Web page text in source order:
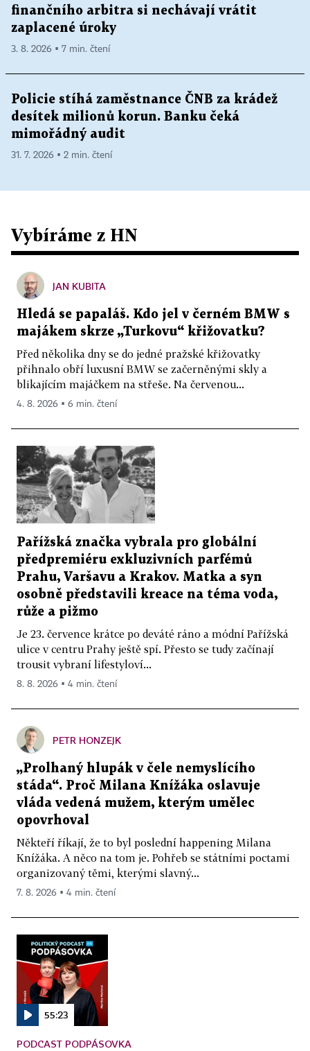
finančního arbitra si nechávají vrátit
zaplacené úroky
3. 8. 2026 ▪ 7 min. čtení
Policie stíhá zaměstnance ČNB za krádež
desítek milionů korun. Banku čeká
mimořádný audit
31. 7. 2026 ▪ 2 min. čtení
Vybíráme z HN
JAN KUBITA
Hledá se papaláš. Kdo jel v černém BMW s
majákem skrze „Turkovu“ křižovatku?
Před několika dny se do jedné pražské křižovatky
přihnalo obří luxusní BMW se začerněnými skly a
blikajícím majáčkem na střeše. Na červenou...
4. 8. 2026 ▪ 6 min. čtení
Pařížská značka vybrala pro globální
předpremiéru exkluzivních parfémů
Prahu, Varšavu a Krakov. Matka a syn
osobně představili kreace na téma voda,
růže a pižmo
Je 23. července krátce po deváté ráno a módní Pařížská
ulice v centru Prahy ještě spí. Přesto se tudy začínají
trousit vybraní lifestyloví...
8. 8. 2026 ▪ 4 min. čtení
PETR HONZEJK
„Prolhaný hlupák v čele nemyslícího
stáda“. Proč Milana Knížáka oslavuje
vláda vedená mužem, kterým umělec
opovrhoval
Někteří říkají, že to byl poslední happening Milana
Knížáka. A něco na tom je. Pohřeb se státními poctami
organizovaný těmi, kterými slavný...
7. 8. 2026 ▪ 4 min. čtení
55:23
PODCAST PODPÁSOVKA